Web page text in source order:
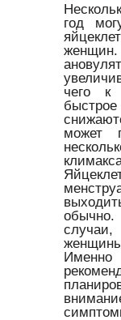
год
чего
может
обычно.